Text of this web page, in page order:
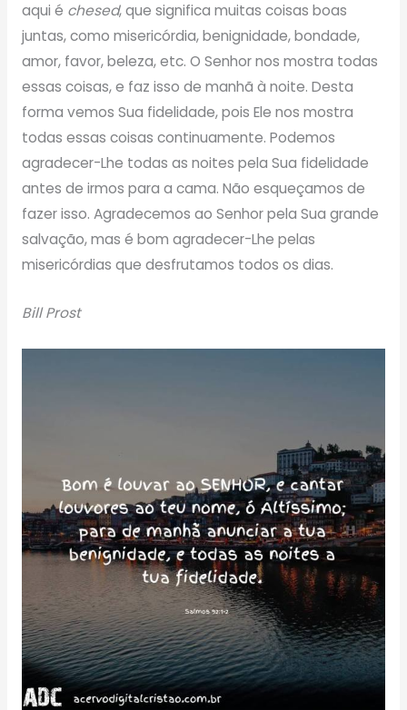
aqui é chesed, que significa muitas coisas boas
juntas, como misericórdia, benignidade, bondade,
amor, favor, beleza, etc. O Senhor nos mostra todas
essas coisas, e faz isso de manhã à noite. Desta
forma vemos Sua fidelidade, pois Ele nos mostra
todas essas coisas continuamente. Podemos
agradecer-Lhe todas as noites pela Sua fidelidade
antes de irmos para a cama. Não esqueçamos de
fazer isso. Agradecemos ao Senhor pela Sua grande
salvação, mas é bom agradecer-Lhe pelas
misericórdias que desfrutamos todos os dias.
Bill Prost